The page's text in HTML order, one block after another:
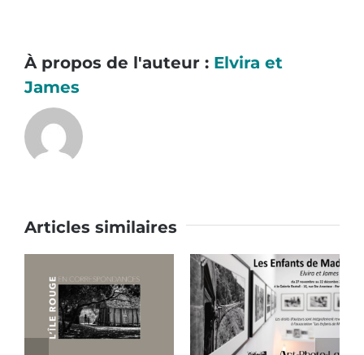
À propos de l'auteur : Elvira et
James
Articles similaires